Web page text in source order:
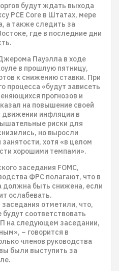
будут ждать выхода
PCE Core в Штатах, мере
а также следить за
где в последние дни
Пауэлла в ходе
в прошлую пятницу,
к снижению ставки. При
процесса «будут зависеть
прогнозов и
на повышение своей
движении инфляции в
риски для
но выросли
хотя «в целом
хорошими темпами».
заседания FOMC,
ФРС полагают, что в
должна быть снижена, если
ослабевать.
отметили, что,
соответствовать
на следующем заседании,
– говорится в
членов руководства
были выступить за